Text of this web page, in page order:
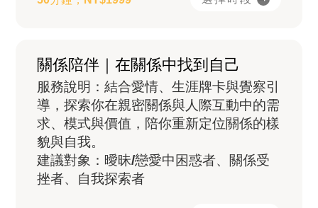
關係陪伴｜在關係中找到自己
服務說明：結合愛情、生涯牌卡與覺察引
導，探索你在親密關係與人際互動中的需
求、模式與價值，陪你重新定位關係的樣
貌與自我。
建議對象：曖昧/戀愛中困惑者、關係受
挫者、自我探索者